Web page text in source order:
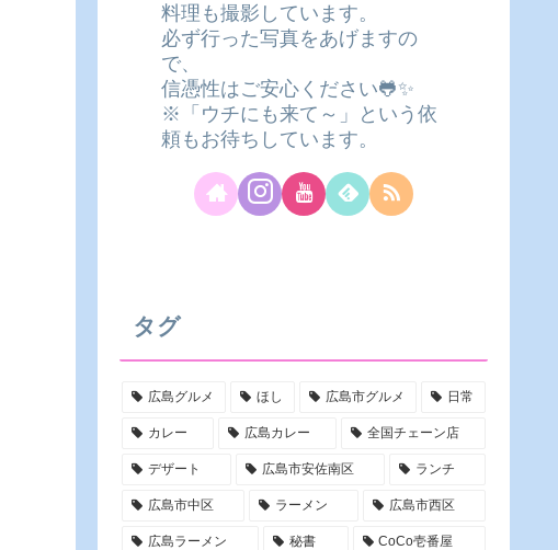
料理も撮影しています。
必ず行った写真をあげますの
で、
信憑性はご安心ください🐸✨
※「ウチにも来て～」という依
頼もお待ちしています。
タグ
広島グルメ ほし 広島市グルメ 日常
カレー 広島カレー 全国チェーン店
デザート 広島市安佐南区 ランチ
広島市中区 ラーメン 広島市西区
広島ラーメン 秘書 CoCo壱番屋